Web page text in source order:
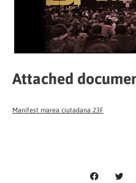
Attached
Manifest marea ciutadana 23F